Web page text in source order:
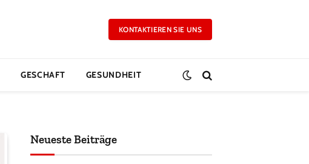
KONTAKTIEREN SIE UNS
GESCHAFT GESUNDHEIT
Neueste Beiträge